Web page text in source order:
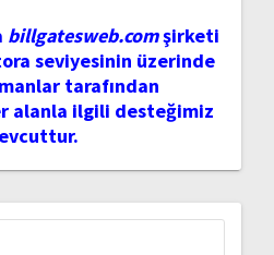
billgatesweb.comşirketi
seviyesinin üzerinde
tarafından
alanla ilgili desteğimiz